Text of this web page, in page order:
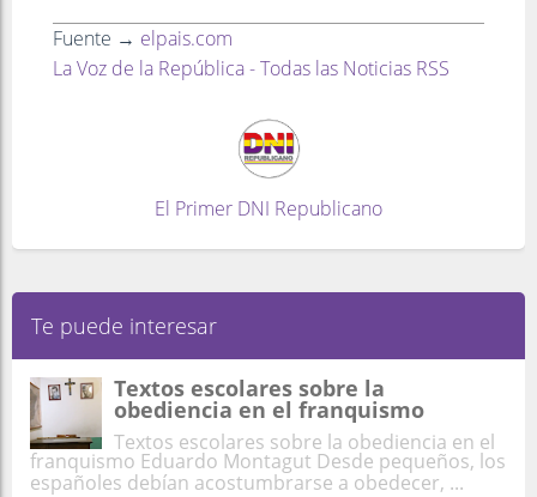
Fuente → elpais.com
La Voz de la República - Todas las Noticias RSS
El Primer DNI Republicano
Te puede interesar
Textos escolares sobre la
obediencia en el franquismo
Textos escolares sobre la obediencia en el
franquismo Eduardo Montagut Desde pequeños, los
españoles debían acostumbrarse a obedecer, ...